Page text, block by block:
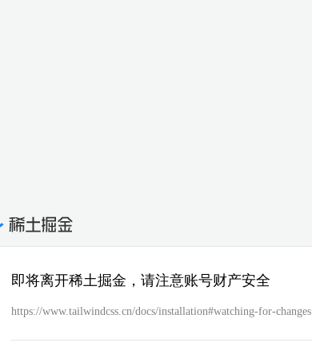
即将离开稀土掘金，请注意账号财产安全
https://www.tailwindcss.cn/docs/installation#watching-for-changes